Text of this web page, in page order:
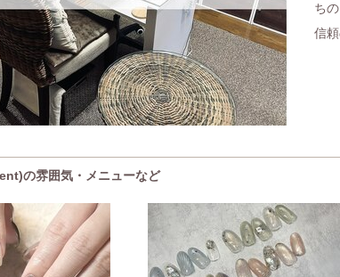
ち
信
の雰囲気・メニューなど